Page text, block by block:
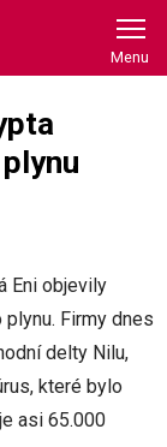
Eni objevily
Firmy dnes
delty Nilu,
které bylo
asi 65.000